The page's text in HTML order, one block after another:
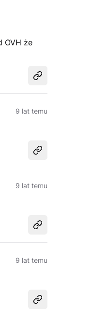
OVH że
Udostępnij
9 lat temu
Udostępnij
9 lat temu
Udostępnij
9 lat temu
Udostępnij